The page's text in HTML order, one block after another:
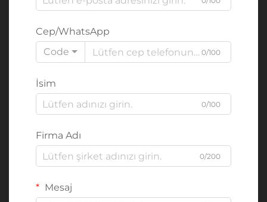
Cep/WhatsApp
Code
0/100
İsim
0/100
Firma Adı
0/200
Mesaj